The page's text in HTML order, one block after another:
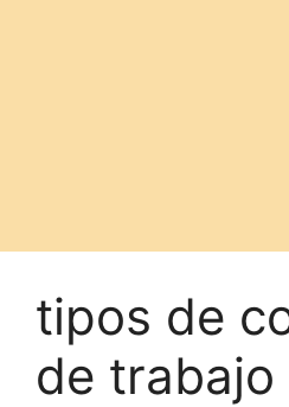
tipos de
de trabajo